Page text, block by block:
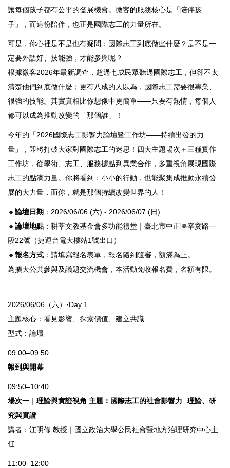
讓每個孩子都有公平的發展機會。微客的服務核心是「陪伴孩
子」，而這份陪伴，也正是國際志工的力量所在。
可是，你心裡是不是也有疑問：國際志工到底做些什麼？是不是一
定要外語好、技能強，才能參與呢？
根據微客2026年最新調查，超過七成民眾聽過國際志工，但卻不太
清楚他們到底做什麼；更有八成的人以為，國際志工需要很專業、
很強的技能。其實真相比你想像中更簡單——只要有熱情，每個人
都可以成為推動改變的「那個誰」！
今年的「2026國際志工影響力論壇暨工作坊——持續出發的力
量」，即將打破大家對國際志工的迷思！四大主題場次＋三種實作
工作坊，從學術、志工、服務據點到異業合作，多重視角展現國際
志工的點滴力量。你將看到：小小的行動，也能聚集成推動永續發
展的大力量，而你，就是那個持續改變世界的人！
🔸論壇日期 ：2026/06/06 (六) - 2026/06/07 (日)
🔸論壇地點：耕莘文教基金會多功能禮堂｜臺北市中正區辛亥路一
段22號（捷運台電大樓站1號出口）
🔸報名方式 ：請填寫報名表單，報名隨到隨審，額滿為止。
為擴大公共參與及議題交流機會，本活動免收報名費，名額有限。
2026/06/06（六）·Day 1
主題核心：看見影響、探索價值、建立共識
型式：論壇
09:00–09:50
報到與開幕
09:50–10:40
場次一｜理論與實證視角 主題：國際志工的社會影響力─理論、研
究與實證
講者：江明修 教授｜國立政治大學公民社會暨地方治理研究中心主
任
11:00–12:00